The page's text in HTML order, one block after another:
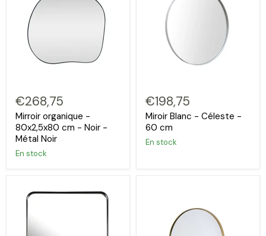
€268,75
Mirroir organique -
80x2,5x80 cm - Noir -
Métal Noir
En stock
€198,75
Miroir Blanc - Céleste -
60 cm
En stock